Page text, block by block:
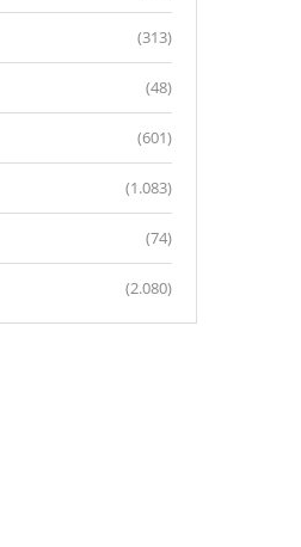
(313)
(48)
(601)
(1.083)
(74)
(2.080)